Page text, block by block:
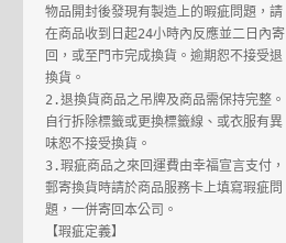
物品開封後發現有製造上的暇疵問題，請
在商品收到日起24小時內反應並二日內寄
回，或至門市完成換貨。逾期恕不接受退
換貨。
2.退換貨商品之吊牌及商品需保持完整。
自行拆除標籤或更換標籤線、或衣服有異
味恕不接受換貨。
3.瑕疵商品之來回運費由幸福宣言支付，
郵寄換貨時請於商品服務卡上填寫瑕疵問
題，一併寄回本公司。
【瑕疵定義】